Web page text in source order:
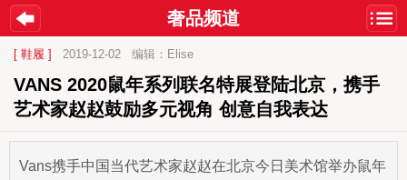
奢品频道
[ 鞋履 ] 2019-12-02 编辑：Elise
VANS 2020鼠年系列联名特展登陆北京，携手
艺术家赵赵鼓励多元视角 创意自我表达
Vans携手中国当代艺术家赵赵在北京今日美术馆举办鼠年